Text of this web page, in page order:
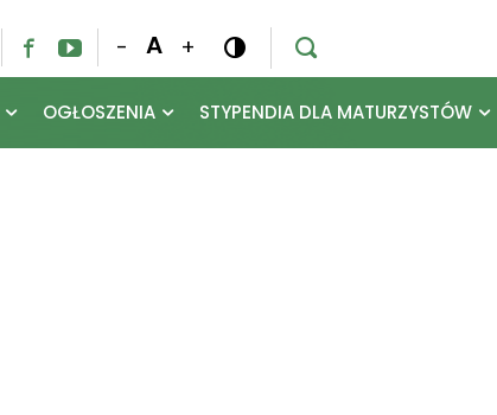
  - A +  
OGŁOSZENIA STYPENDIA DLA MATURZYSTÓW